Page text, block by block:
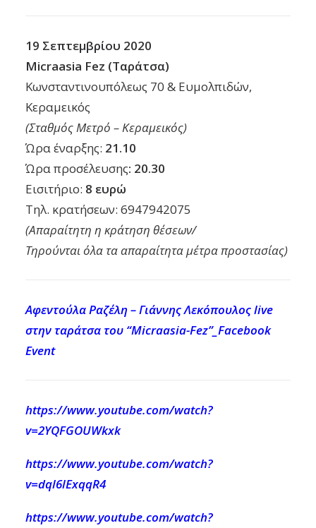
19 Σεπτεμβρίου 2020
Micraasia Fez (Ταράτσα)
Κωνσταντινουπόλεως 70 & Ευμολπιδών,
Κεραμεικός
(Σταθμός Μετρό – Κεραμεικός)
Ώρα έναρξης: 21.10
Ώρα προσέλευσης: 20.30
Εισιτήριο: 8 ευρώ
Tηλ. κρατήσεων: 6947942075
(Απαραίτητη η κράτηση θέσεων/
Τηρούνται όλα τα απαραίτητα μέτρα προστασίας)
Αφεντούλα Ραζέλη – Γιάννης Λεκόπουλος live
στην ταράτσα του “Micraasia-Fez”_Facebook
Event
https://www.youtube.com/watch?
v=2YQFGOUWkxk
https://www.youtube.com/watch?
v=dql6lExqqR4
https://www.youtube.com/watch?